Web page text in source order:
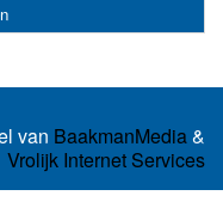
van BaakmanMedia&
Vrolijk Internet Services